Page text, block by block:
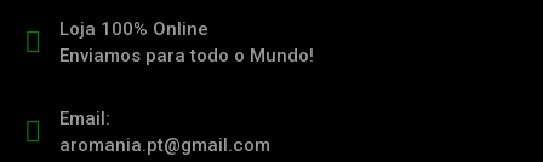
Loja 100% Online
Enviamos para todo o Mundo!
Email:
aromania.pt@gmail.com